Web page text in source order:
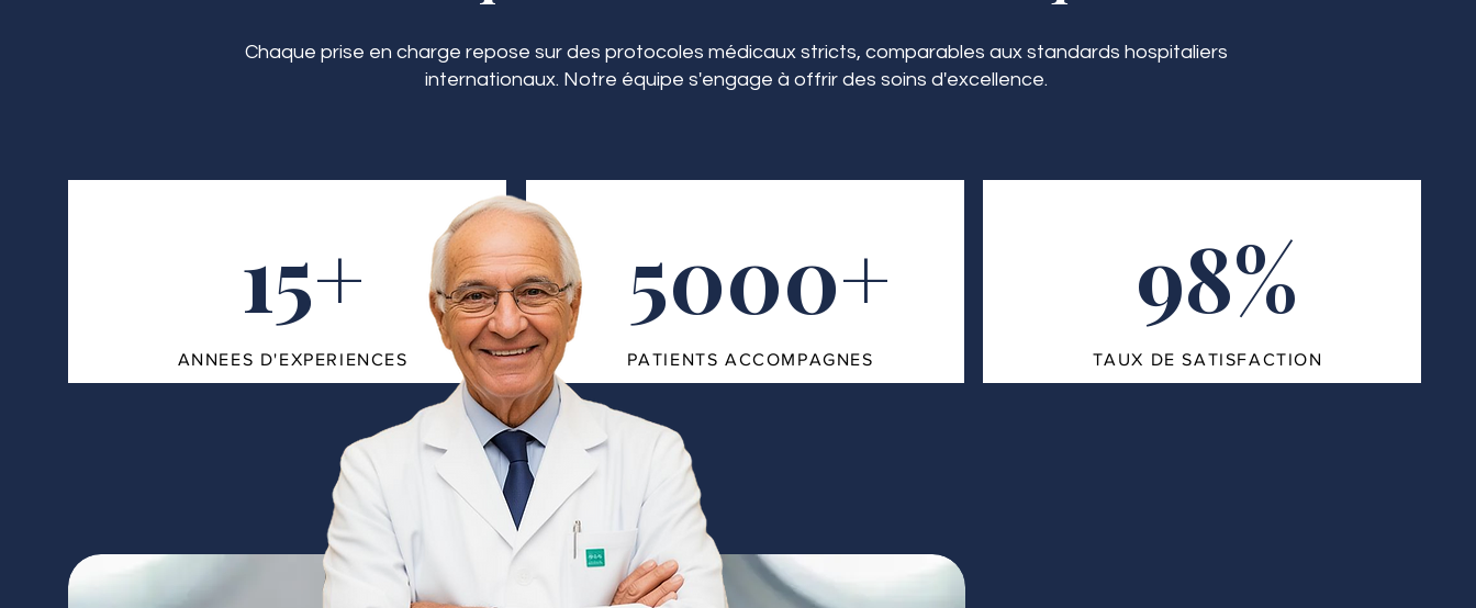
Chaque prise en charge repose sur des protocoles médicaux stricts, comparables aux standards hospitaliers
internationaux. Notre équipe s'engage à offrir des soins d'excellence.
15+
ANNEES D'EXPERIENCES
5000+
PATIENTS ACCOMPAGNES
98%
TAUX DE SATISFACTION